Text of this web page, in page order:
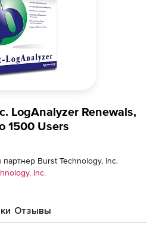
LogAnalyzer Renewals,
1500 Users
Burst Technology, Inc.
Inc.
Отзывы